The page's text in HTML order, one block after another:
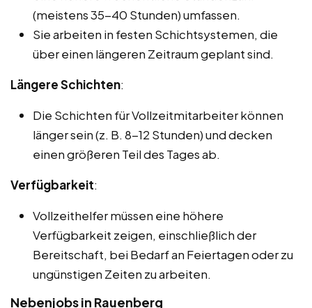
(meistens 35-40 Stunden) umfassen.
Sie arbeiten in festen Schichtsystemen, die
über einen längeren Zeitraum geplant sind.
Längere Schichten:
Die Schichten für Vollzeitmitarbeiter können
länger sein (z. B. 8-12 Stunden) und decken
einen größeren Teil des Tages ab.
Verfügbarkeit:
Vollzeithelfer müssen eine höhere
Verfügbarkeit zeigen, einschließlich der
Bereitschaft, bei Bedarf an Feiertagen oder zu
ungünstigen Zeiten zu arbeiten.
Nebenjobs in Rauenberg